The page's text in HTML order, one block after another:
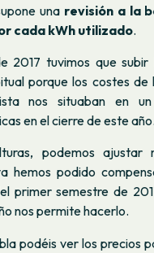
una revisión a la
cada kWh utilizado.
2017 tuvimos que
porque los costes de
nos situaban en
en el cierre de este año.
podemos ajustar
hemos podido
primer semestre de
nos permite hacerlo.
podéis ver los precios